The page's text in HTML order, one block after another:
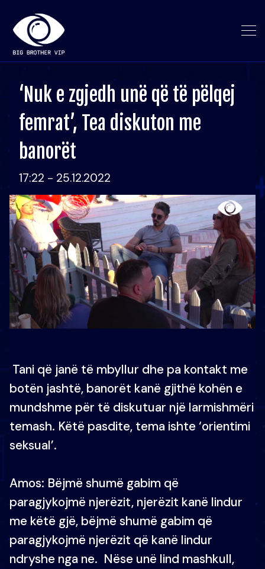
‘Nuk e zgjedh unë që të pëlqej
femrat’, Tea diskuton me
banorët
17:22 - 25.12.2022
Tani që janë të mbyllur dhe pa kontakt me
botën jashtë, banorët kanë gjithë kohën e
mundshme për të diskutuar një larmishmëri
temash. Këtë pasdite, tema ishte ‘orientimi
seksual’.
Amos: Bëjmë shumë gabim që
paragjykojmë njerëzit, njerëzit kanë lindur
me këtë gjë, bëjmë shumë gabim që
paragjykojmë njerëzit që kanë lindur
ndryshe nga ne. Nëse unë lind mashkull,